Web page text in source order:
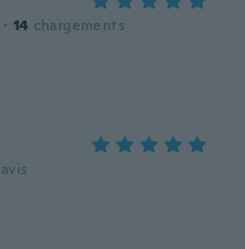
· 14 chargements
avis